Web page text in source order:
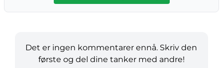
Det er ingen kommentarer ennå. Skriv den
første og del dine tanker med andre!